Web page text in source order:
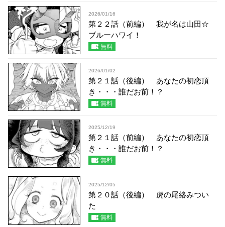
2026/01/16
第２２話（前編） 我が名は山田☆
ブルーハワイ！
無料
2026/01/02
第２１話（後編） あなたの初恋頂
き・・・誰だお前！？
無料
2025/12/19
第２１話（前編） あなたの初恋頂
き・・・誰だお前！？
無料
2025/12/05
第２０話（後編） 虎の尾絡みつい
た
無料